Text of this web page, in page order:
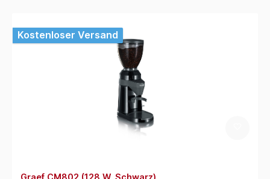
Kostenloser Versand